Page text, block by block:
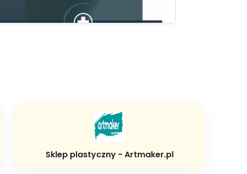
Sklep plastyczny - Artmaker.pl